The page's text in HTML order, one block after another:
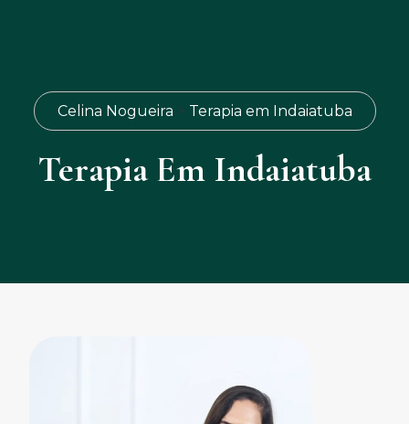
Celina Nogueira > Terapia em Indaiatuba
Terapia Em Indaiatuba